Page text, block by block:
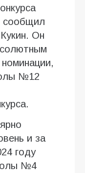
сообщил
Он
№12
и за
году
№4